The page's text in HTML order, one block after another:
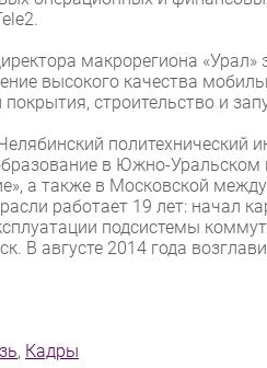
макрорегиона
высокого качества
строительство и
политехнический
в Южно-Уральском
а также в Московской
работает 19 лет: начал
подсистемы
В августе 2014 года
, Кадры